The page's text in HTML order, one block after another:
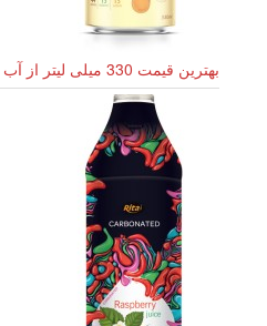
بهترین قیمت 330 میلی لیتر از آب میوه کنسرو شده